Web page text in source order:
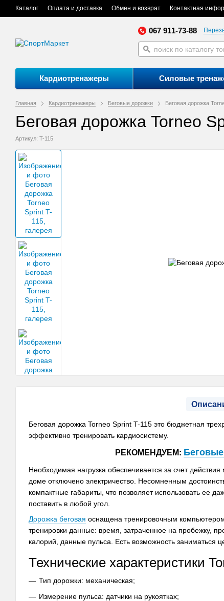
Каталог Оплата и доставка Обмен и возврат Контактная
067 911-73-88
Кардиотренажеры Силовые
Главная Кардиотренажеры Беговые дорожки Беговая дорожка
Беговая дорожка Torneo
Артикул: T-115
Беговая дорожка Torneo Sprint T-115 это бюджетная
эффективно тренировать кардиосистему.
РЕКОМЕНДУЕМ:
Необходимая нагрузка обеспечивается за счет
доме отключено электричество. Несомненным
компактные габариты, что позволяет использовать ее
поставить в любой угол.
Дорожка беговая оснащена тренировочным
тренировки данные: время, затраченное на пробежку,
калорий, данные пульса. Есть возможность заниматься
Технические характеристики
Тип дорожки: механическая;
Измерение пульса: датчики на рукоятках;